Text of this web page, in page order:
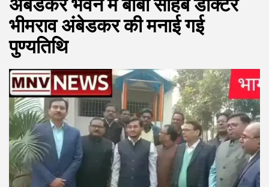
अंबेडकर भवन में बाबा साहब डॉक्टर
भीमराव अंबेडकर की मनाई गई
पुण्यतिथि